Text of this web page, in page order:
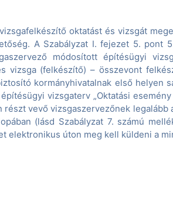
oktatást és vizsgát
A Szabályzat I. fejezet 5. pont
módosított építésügyi
vizsga (felkészítő) – összevont
kormányhivatalnak első helyen
vizsgaterv „Oktatási
vevő vizsgaszervezőnek
(lásd Szabályzat 7. számú
elektronikus úton meg kell küldeni a